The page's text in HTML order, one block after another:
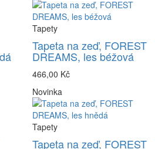
Tapety
Tapeta na zeď, FOREST
DREAMS, les béžová
466,00 Kč
Novinka
Tapety
Tapeta na zeď, FOREST